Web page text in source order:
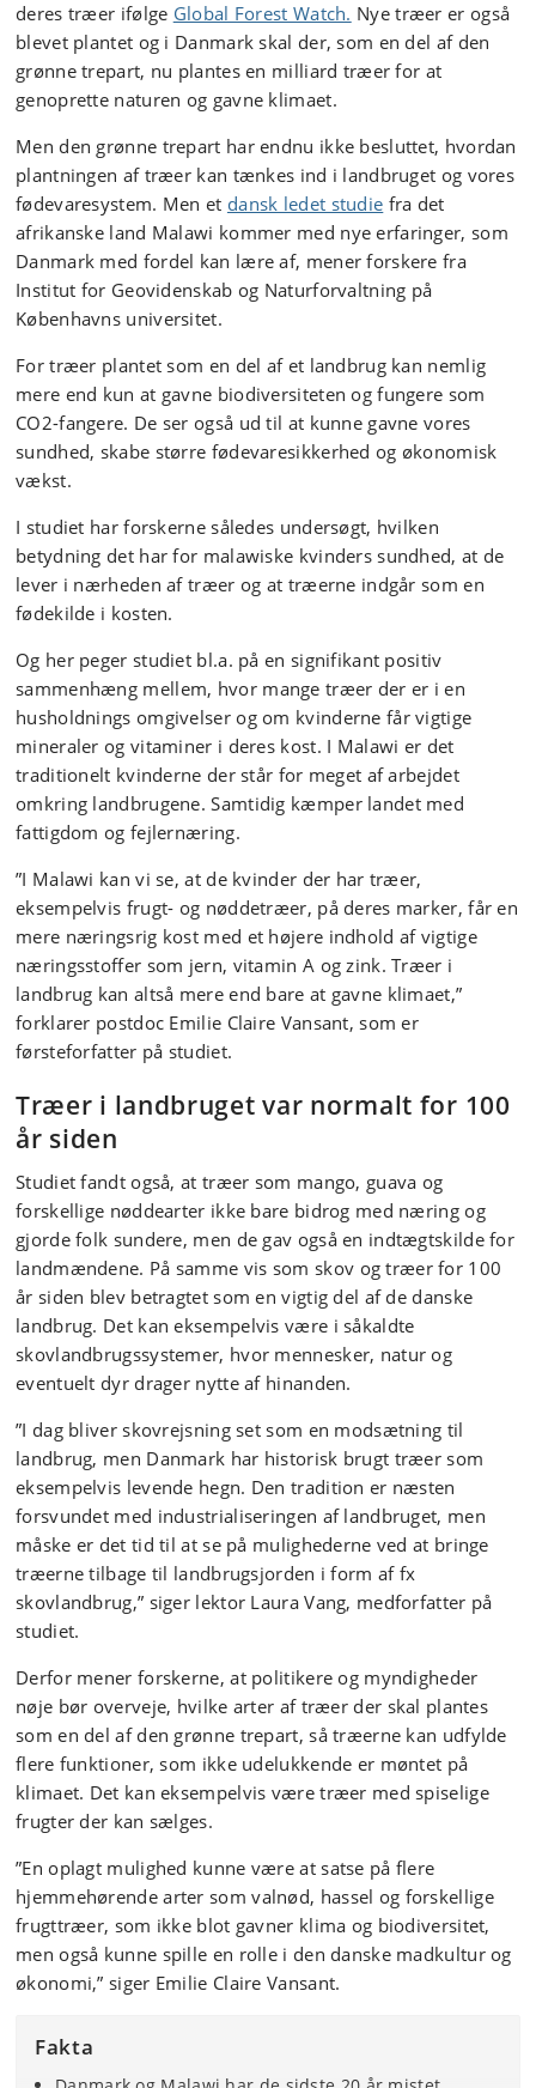
deres træer ifølge Global Forest Watch. Nye træer er også
blevet plantet og i Danmark skal der, som en del af den
grønne trepart, nu plantes en milliard træer for at
genoprette naturen og gavne klimaet.
Men den grønne trepart har endnu ikke besluttet, hvordan
plantningen af træer kan tænkes ind i landbruget og vores
fødevaresystem. Men et dansk ledet studie fra det
afrikanske land Malawi kommer med nye erfaringer, som
Danmark med fordel kan lære af, mener forskere fra
Institut for Geovidenskab og Naturforvaltning på
Københavns universitet.
For træer plantet som en del af et landbrug kan nemlig
mere end kun at gavne biodiversiteten og fungere som
CO2-fangere. De ser også ud til at kunne gavne vores
sundhed, skabe større fødevaresikkerhed og økonomisk
vækst.
I studiet har forskerne således undersøgt, hvilken
betydning det har for malawiske kvinders sundhed, at de
lever i nærheden af træer og at træerne indgår som en
fødekilde i kosten.
Og her peger studiet bl.a. på en signifikant positiv
sammenhæng mellem, hvor mange træer der er i en
husholdnings omgivelser og om kvinderne får vigtige
mineraler og vitaminer i deres kost. I Malawi er det
traditionelt kvinderne der står for meget af arbejdet
omkring landbrugene. Samtidig kæmper landet med
fattigdom og fejlernæring.
”I Malawi kan vi se, at de kvinder der har træer,
eksempelvis frugt- og nøddetræer, på deres marker, får en
mere næringsrig kost med et højere indhold af vigtige
næringsstoffer som jern, vitamin A og zink. Træer i
landbrug kan altså mere end bare at gavne klimaet,”
forklarer postdoc Emilie Claire Vansant, som er
førsteforfatter på studiet.
Træer i landbruget var normalt for 100
år siden
Studiet fandt også, at træer som mango, guava og
forskellige nøddearter ikke bare bidrog med næring og
gjorde folk sundere, men de gav også en indtægtskilde for
landmændene. På samme vis som skov og træer for 100
år siden blev betragtet som en vigtig del af de danske
landbrug. Det kan eksempelvis være i såkaldte
skovlandbrugssystemer, hvor mennesker, natur og
eventuelt dyr drager nytte af hinanden.
”I dag bliver skovrejsning set som en modsætning til
landbrug, men Danmark har historisk brugt træer som
eksempelvis levende hegn. Den tradition er næsten
forsvundet med industrialiseringen af landbruget, men
måske er det tid til at se på mulighederne ved at bringe
træerne tilbage til landbrugsjorden i form af fx
skovlandbrug,” siger lektor Laura Vang, medforfatter på
studiet.
Derfor mener forskerne, at politikere og myndigheder
nøje bør overveje, hvilke arter af træer der skal plantes
som en del af den grønne trepart, så træerne kan udfylde
flere funktioner, som ikke udelukkende er møntet på
klimaet. Det kan eksempelvis være træer med spiselige
frugter der kan sælges.
”En oplagt mulighed kunne være at satse på flere
hjemmehørende arter som valnød, hassel og forskellige
frugttræer, som ikke blot gavner klima og biodiversitet,
men også kunne spille en rolle i den danske madkultur og
økonomi,” siger Emilie Claire Vansant.
Fakta